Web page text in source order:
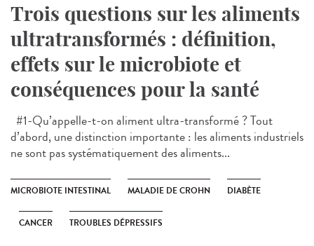
Trois questions sur les aliments
ultratransformés : définition,
effets sur le microbiote et
conséquences pour la santé
#1-Qu’appelle-t-on aliment ultra-transformé ? Tout
d’abord, une distinction importante : les aliments industriels
ne sont pas systématiquement des aliments...
MICROBIOTE INTESTINAL MALADIE DE CROHN DIABÈTE
CANCER TROUBLES DÉPRESSIFS